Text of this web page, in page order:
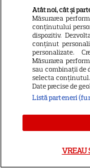
Exclusiv
17
Atât noi, cât și
Măsurarea
conținutului
dispozitiv.
conținut
personalizate.
Măsurarea
sau combinații de
selecta
Date precise de
Listă parteneri
VREAU